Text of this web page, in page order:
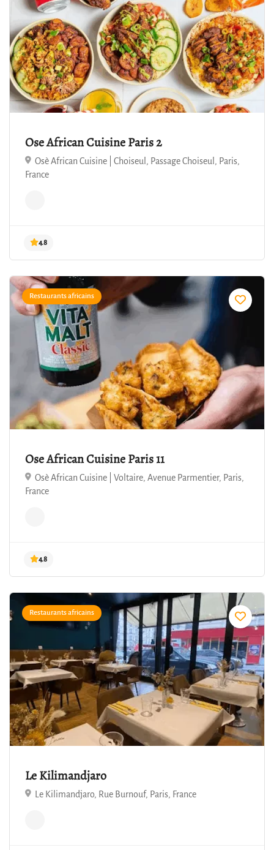
4.8
4.8
Ose African Cuisine Paris 2
Osè African Cuisine | Choiseul, Passage Choiseul, Paris,
France
Restaurants africains
Ose African Cuisine Paris 11
Osè African Cuisine | Voltaire, Avenue Parmentier, Paris,
France
Restaurants africains
Le Kilimandjaro
Le Kilimandjaro, Rue Burnouf, Paris, France